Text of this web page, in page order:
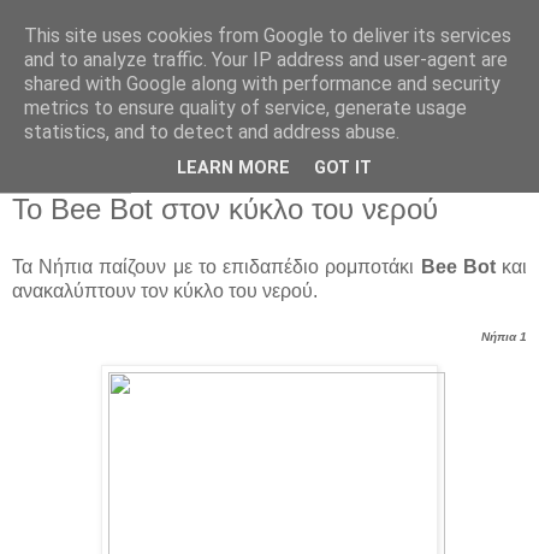
Παιδικός Σταθμός-
Νηπιαγωγείο "ΔΕΛΑΣΑΛ"
Το Bee Bot στον κύκλο του νερού
Τα Νήπια παίζουν με το επιδαπέδιο ρομποτάκι Bee Botκαι
ανακαλύπτουν τον κύκλο του νερού.
Νήπια 1
This site uses cookies from Google to deliver its services
and to analyze traffic. Your IP address and user-agent are
shared with Google along with performance and security
metrics to ensure quality of service, generate usage
statistics, and to detect and address abuse.
LEARN MORE GOT IT